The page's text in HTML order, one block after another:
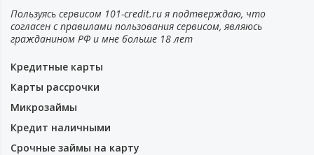
Пользуясь сервисом 101-credit.ru я подтверждаю, что
согласен с правилами пользования сервисом, являюсь
гражданином РФ и мне больше 18 лет
Кредитные карты
Карты рассрочки
Микрозаймы
Кредит наличными
Срочные займы на карту